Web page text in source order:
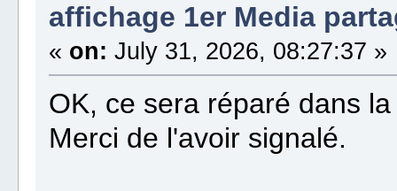
affichage 1er Media
« on: July 31, 2026, 08:27:37 »
OK, ce sera réparé dans
Merci de l'avoir signalé.